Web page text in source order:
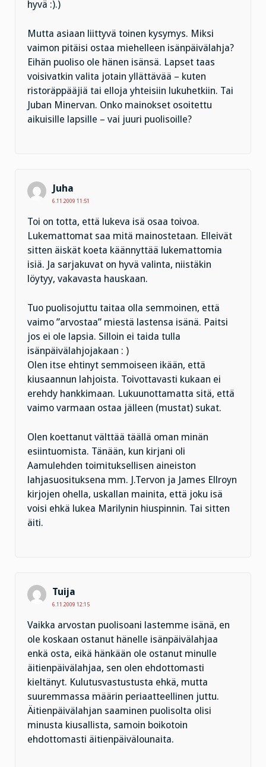
hyvä :).)
Mutta asiaan liittyvä toinen kysymys. Miksi
vaimon pitäisi ostaa miehelleen isänpäivälahja?
Eihän puoliso ole hänen isänsä. Lapset taas
voisivatkin valita jotain yllättävää – kuten
ristoräppääjiä tai elloja yhteisiin lukuhetkiin. Tai
Juban Minervan. Onko mainokset osoitettu
aikuisille lapsille – vai juuri puolisoille?
Juha
6.11.2009 11:51
Toi on totta, että lukeva isä osaa toivoa.
Lukemattomat saa mitä mainostetaan. Elleivät
sitten äiskät koeta käännyttää lukemattomia
isiä. Ja sarjakuvat on hyvä valinta, niistäkin
löytyy, vakavasta hauskaan.
Tuo puolisojuttu taitaa olla semmoinen, että
vaimo ”arvostaa” miestä lastensa isänä. Paitsi
jos ei ole lapsia. Silloin ei taida tulla
isänpäivälahjojakaan : )
Olen itse ehtinyt semmoiseen ikään, että
kiusaannun lahjoista. Toivottavasti kukaan ei
erehdy hankkimaan. Lukuunottamatta sitä, että
vaimo varmaan ostaa jälleen (mustat) sukat.
Olen koettanut välttää täällä oman minän
esiintuomista. Tänään, kun kirjani oli
Aamulehden toimituksellisen aineiston
lahjasuosituksena mm. J.Tervon ja James Ellroyn
kirjojen ohella, uskallan mainita, että joku isä
voisi ehkä lukea Marilynin hiuspinnin. Tai sitten
äiti.
Tuija
6.11.2009 12:15
Vaikka arvostan puolisoani lastemme isänä, en
ole koskaan ostanut hänelle isänpäivälahjaa
enkä osta, eikä hänkään ole ostanut minulle
äitienpäivälahjaa, sen olen ehdottomasti
kieltänyt. Kulutusvastustusta ehkä, mutta
suuremmassa määrin periaatteellinen juttu.
Äitienpäivälahjan saaminen puolisolta olisi
minusta kiusallista, samoin boikotoin
ehdottomasti äitienpäivälounaita.